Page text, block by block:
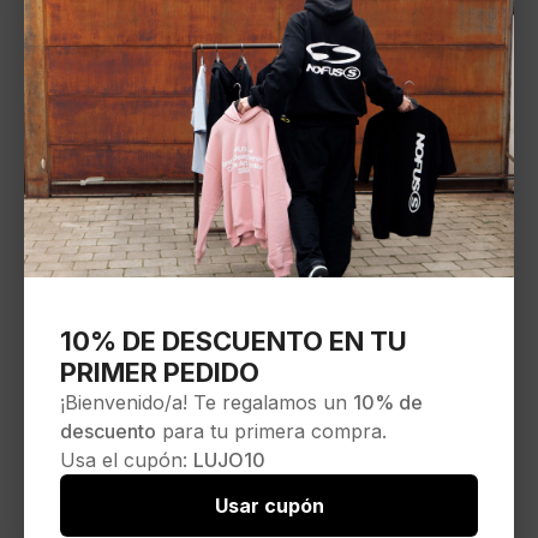
10% DE DESCUENTO EN TU
PRIMER PEDIDO
¡Bienvenido/a! Te regalamos un 10% de
descuento para tu primera compra.
Usa el cupón: LUJO10
Usar cupón